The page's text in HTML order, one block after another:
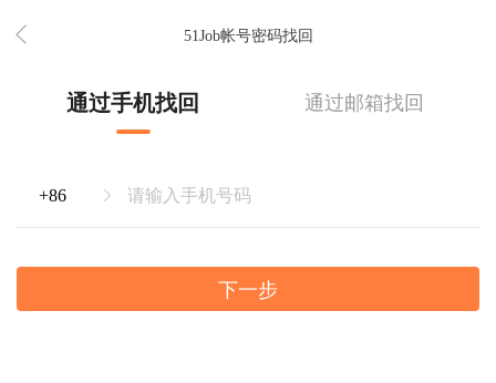
51Job帐号密码找回
通过手机找回 通过邮箱找回
下一步